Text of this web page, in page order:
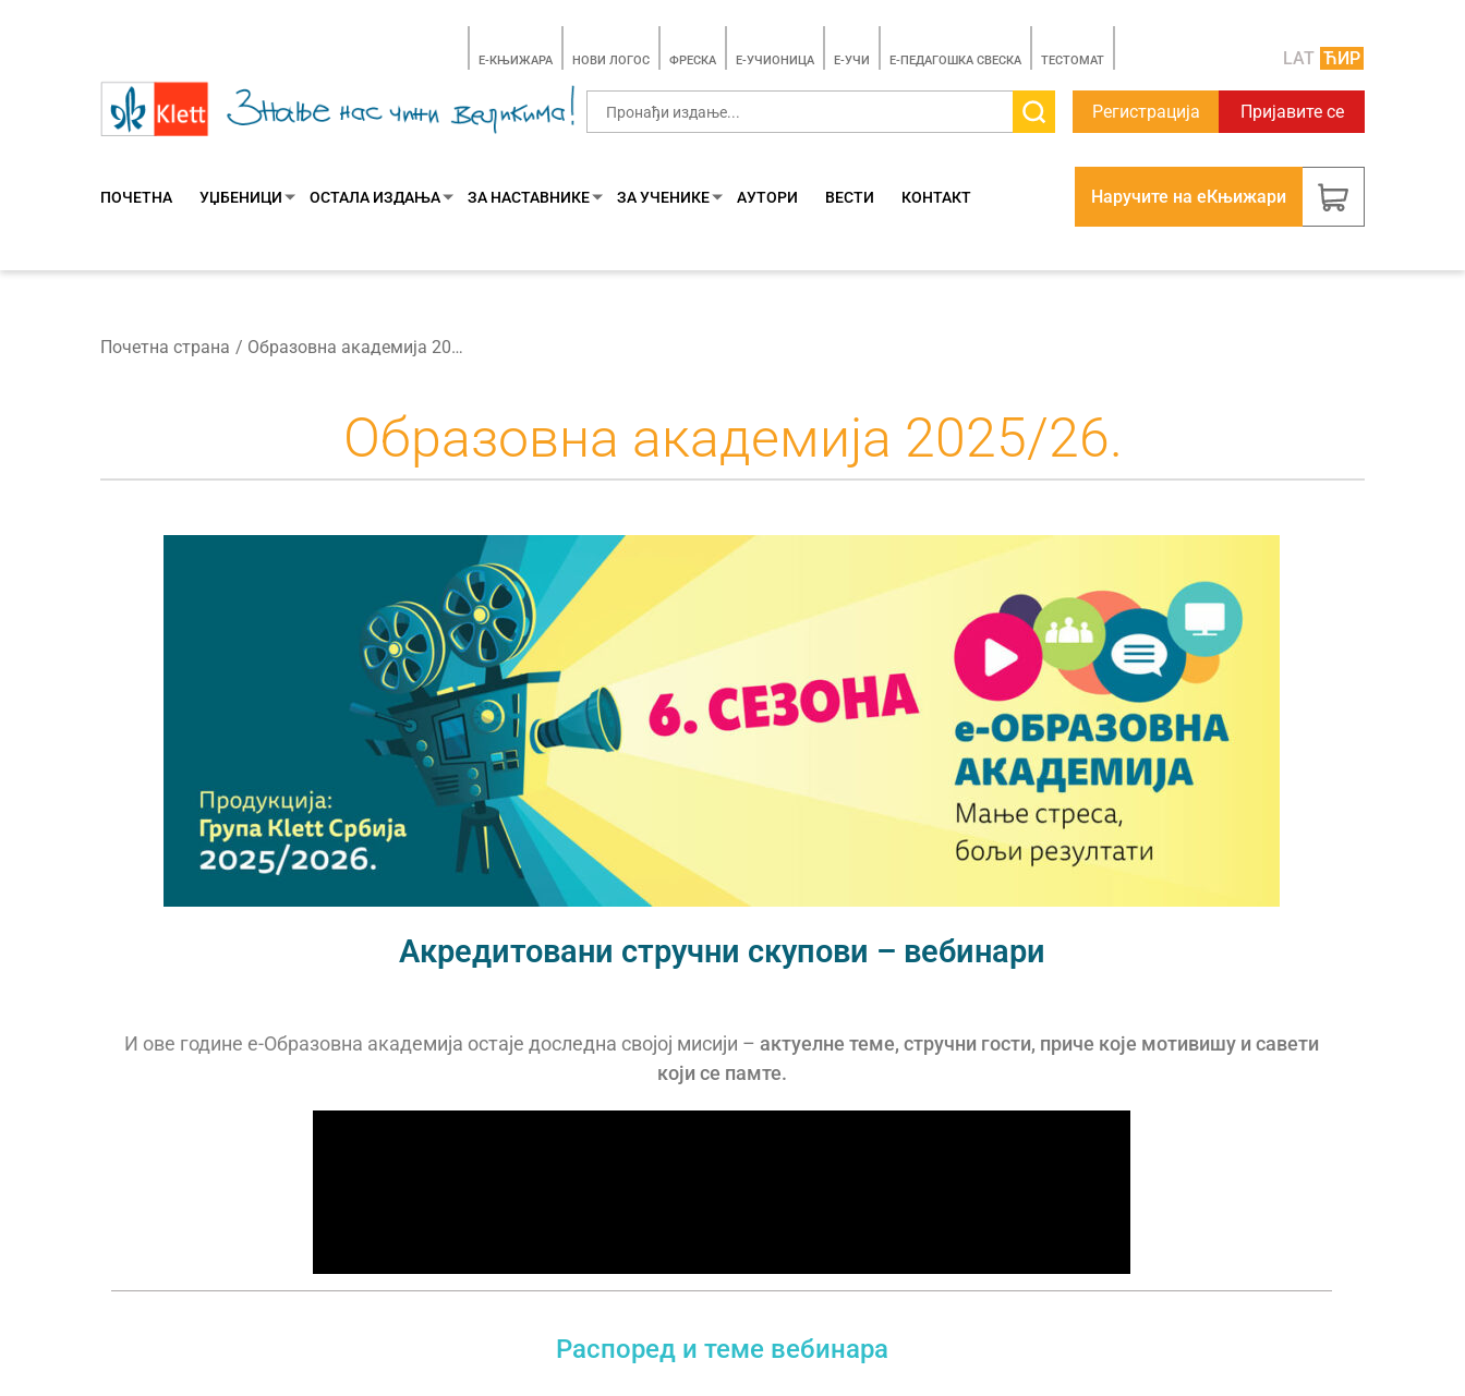
E-КЊИЖАРА НОВИ ЛОГОС ФРЕСКА E-УЧИОНИЦА E-УЧИ Е-ПЕДАГОШКА СВЕСКА TЕСТОМАТ LAT ЋИР
Регистрација Пријавите се
ПОЧЕТНА УЏБЕНИЦИ ОСТАЛА ИЗДАЊА ЗА НАСТАВНИКЕ ЗА УЧЕНИКЕ АУТОРИ ВЕСТИ КОНТАКТ Наручите на еКњижари
Почетна страна Образовна академија 2025/26.
Образовна академија 2025/26.
Акредитовани стручни скупови – вебинари
И ове године е-Образовна академија остаје доследна својој мисији – актуелне теме, стручни гости, приче које мотивишу и савети
који се памте.
Распоред и теме вебинара